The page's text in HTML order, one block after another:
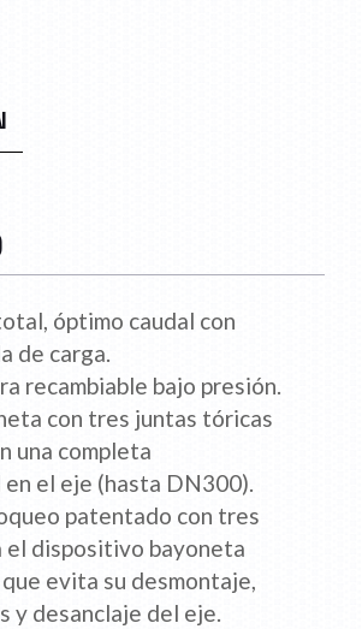
óptimo caudal con
de carga.
recambiable bajo presión.
con tres juntas tóricas
una completa
el eje (hasta DN300).
patentado con tres
el dispositivo bayoneta
evita su desmontaje,
y desanclaje del eje.